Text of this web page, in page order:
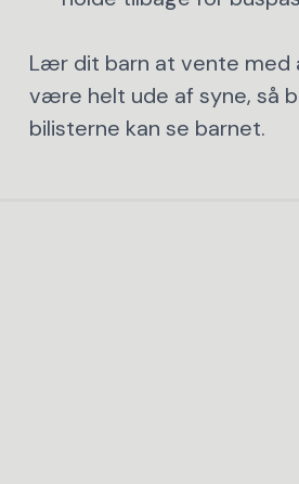
Lær dit barn at vente med
være helt ude af syne, så
bilisterne kan se barnet.